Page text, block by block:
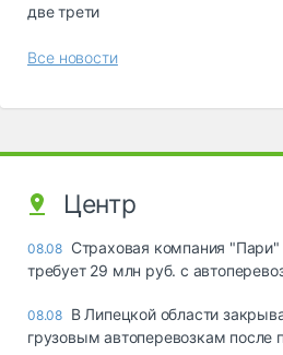
две трети
Все новости
Центр
08.08 Страховая компания "Пари"
требует 29 млн руб. с
08.08 В Липецкой области
грузовым автоперевозкам после